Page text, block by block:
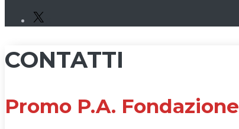
CONTATTI
Promo P.A. Fondazione